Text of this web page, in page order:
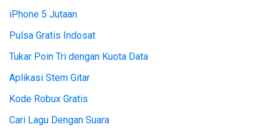
iPhone 5 Jutaan
Pulsa Gratis Indosat
Tukar Poin Tri dengan Kuota Data
Aplikasi Stem Gitar
Kode Robux Gratis
Cari Lagu Dengan Suara